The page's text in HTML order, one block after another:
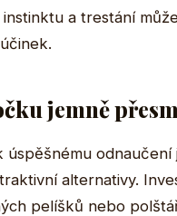
instinktu a trestání
jemně
úspěšnému odnaučení
alternativy.
pelíšků nebo